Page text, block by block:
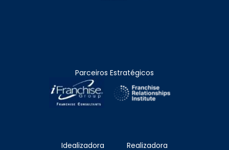
Parceiros Estratégicos
Idealizadora Realizadora